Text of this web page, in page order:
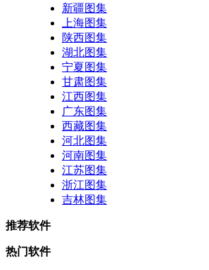
新疆图集
上海图集
陕西图集
湖北图集
宁夏图集
甘肃图集
江西图集
广东图集
西藏图集
河北图集
河南图集
江苏图集
浙江图集
吉林图集
推荐软件
热门软件